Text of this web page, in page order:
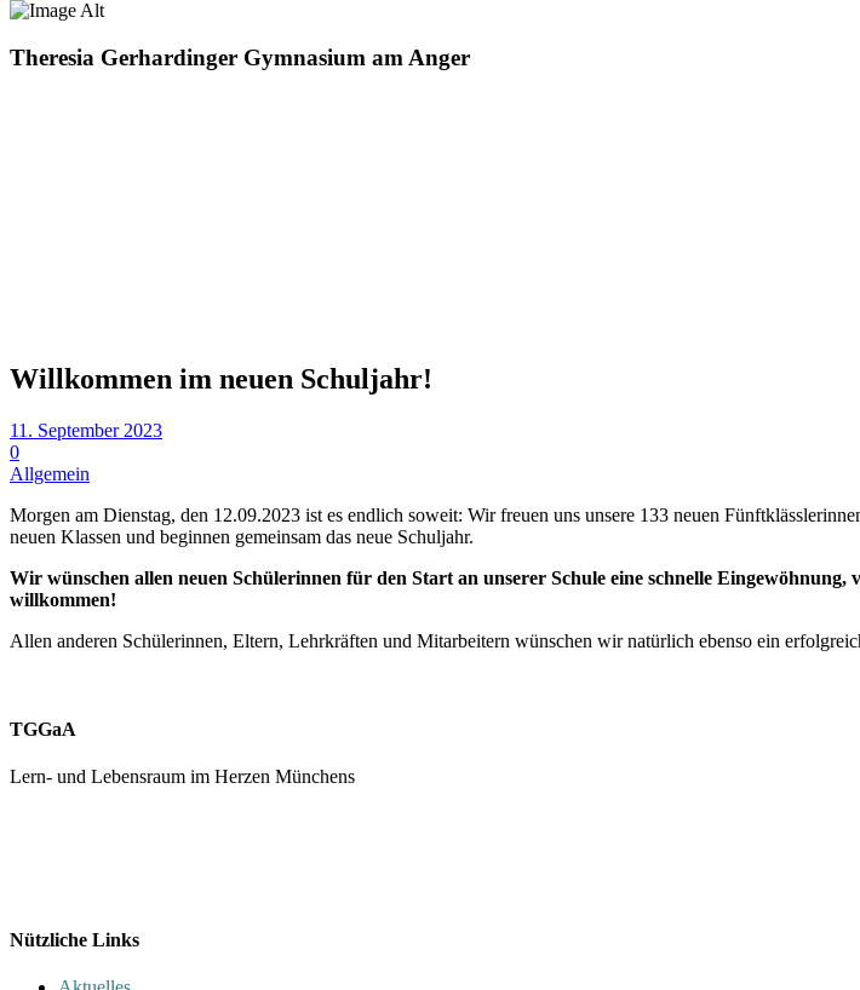
Theresia Gerhardinger Gymnasium am Anger
Willkommen im neuen Schuljahr!
11. September 2023
0
Allgemein
Morgen am Dienstag, den 12.09.2023 ist es endlich soweit: Wir freuen uns unsere 133 neuen
neuen Klassen und beginnen gemeinsam das neue Schuljahr.
Wir wünschen allen neuen Schülerinnen für den Start an unserer Schule eine schnelle
willkommen!
Allen anderen Schülerinnen, Eltern, Lehrkräften und Mitarbeitern wünschen wir natürlich ebenso ein
TGGaA
Lern- und Lebensraum im Herzen Münchens
Nützliche Links